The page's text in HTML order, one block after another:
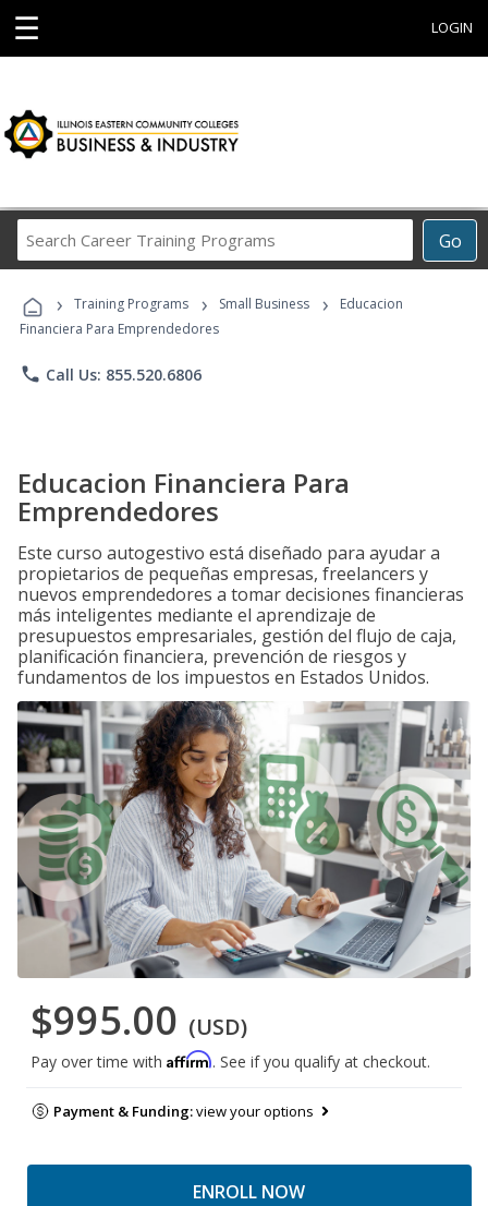
☰ LOGIN
Go
Career
Programs
› Training Programs › Small Business ›
Educacion
Financiera Para Emprendedores
phone Call Us: 855.520.6806
Educacion Financiera Para
Emprendedores
Este curso autogestivo está diseñado para ayudar a
propietarios de pequeñas empresas, freelancers y
nuevos emprendedores a tomar decisiones financieras
más inteligentes mediante el aprendizaje de
presupuestos empresariales, gestión del flujo de caja,
planificación financiera, prevención de riesgos y
fundamentos de los impuestos en Estados Unidos.
$995.00 (USD)
Pay over time with Affirm. See if you qualify at checkout.
Payment & Funding:view your options
ENROLL NOW